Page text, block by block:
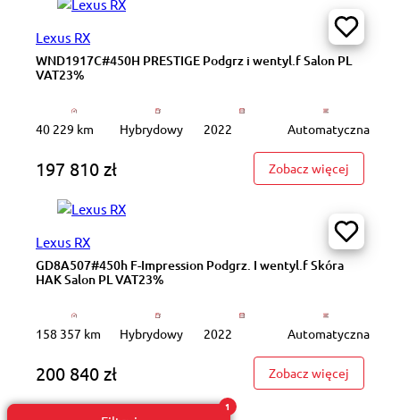
Lexus RX
WND1917C#450H PRESTIGE Podgrz i wentyl.f Salon PL
VAT23%
40 229 km Hybrydowy 2022 Automatyczna
197 810 zł Zobacz więcej
Lexus RX
GD8A507#450h F-Impression Podgrz. I wentyl.f Skóra
HAK Salon PL VAT23%
158 357 km Hybrydowy 2022 Automatyczna
200 840 zł Zobacz więcej